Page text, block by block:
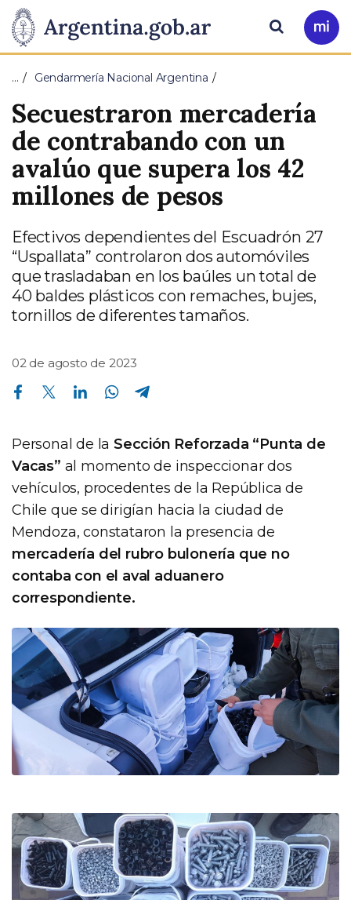
Presidencia
de
la
Nación
Pasar al contenido principal
Ir
a
Buscar
… Gendarmería Nacional Argentina
Secuestraron mercadería
de contrabando con un
avalúo que supera los 42
millones de pesos
Efectivos dependientes del Escuadrón 27
“Uspallata” controlaron dos automóviles
que trasladaban en los baúles un total de
40 baldes plásticos con remaches, bujes,
tornillos de diferentes tamaños.
02 de agosto de 2023
Compartir en Facebook Compartir en Twitter Compartir en Linkedin Compartir en Whatsapp
Personal de la Sección Reforzada “Punta de
Vacas” al momento de inspeccionar dos
vehículos, procedentes de la República de
Chile que se dirigían hacia la ciudad de
Mendoza, constataron la presencia de
mercadería del rubro bulonería que no
contaba con el aval aduanero
correspondiente.